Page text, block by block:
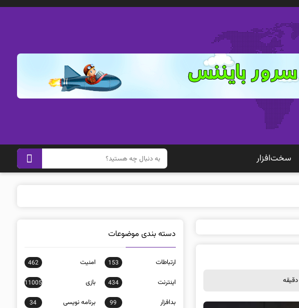
سخت‌افزار
دسته بندی موضوعات
ارتباطات 153 امنيت 462
اينترنت 434 بازی 11005
بدافزار 99 برنامه نويسی 34